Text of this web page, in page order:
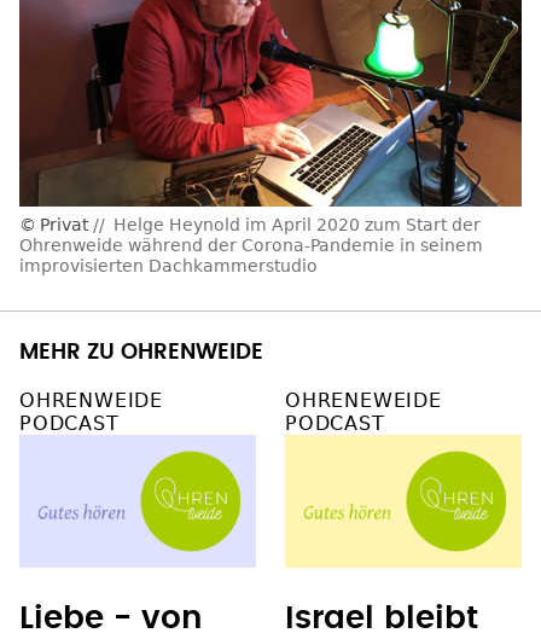
Privat
Helge Heynold im April 2020 zum Start der
Ohrenweide während der Corona-Pandemie in seinem
improvisierten Dachkammerstudio
MEHR ZU OHRENWEIDE
OHRENWEIDE
PODCAST
Liebe - von
OHRENEWEIDE
PODCAST
Israel bleibt